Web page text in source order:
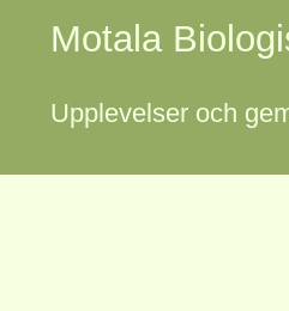
Motala
Upplevelser och